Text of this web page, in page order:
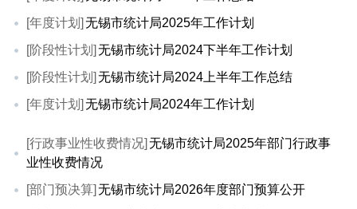
[年度计划] 无锡市统计局2025年工作计划
[阶段性计划] 无锡市统计局2024下半年工作计划
[阶段性计划] 无锡市统计局2024上半年工作总结
[年度计划] 无锡市统计局2024年工作计划
[行政事业性收费情况] 无锡市统计局2025年部门行政事
业性收费情况
[部门预决算] 无锡市统计局2026年度部门预算公开